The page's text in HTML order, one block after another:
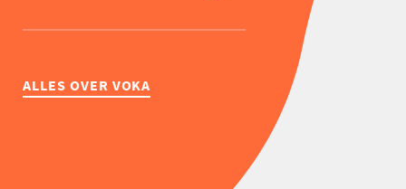
ALLES OVER VOKA